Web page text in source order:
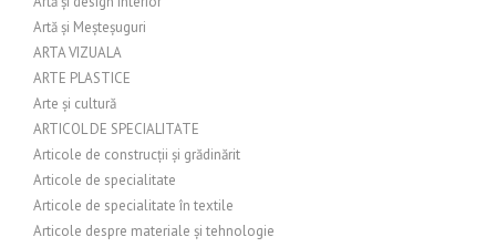
Artă și Meșteșuguri
ARTA VIZUALA
ARTE PLASTICE
Arte și cultură
ARTICOL DE SPECIALITATE
Articole de construcții și grădinărit
Articole de specialitate
Articole de specialitate în textile
Articole despre materiale și tehnologie